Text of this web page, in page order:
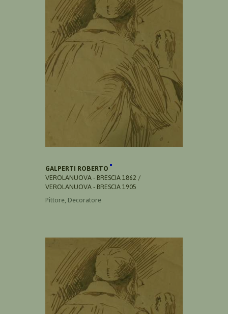
GALPERTI ROBERTO
VEROLANUOVA - BRESCIA 1862 /
VEROLANUOVA - BRESCIA 1905
Pittore, Decoratore